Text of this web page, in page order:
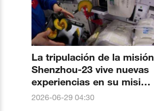
La tripulación de la misión
Shenzhou-23 vive nuevas
experiencias en su misión
espacial tripulada
2026-06-29 04:30